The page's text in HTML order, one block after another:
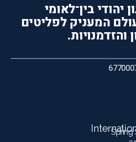
יהודי בין־לאומי
המעניק לפליטים
והזדמנויות.